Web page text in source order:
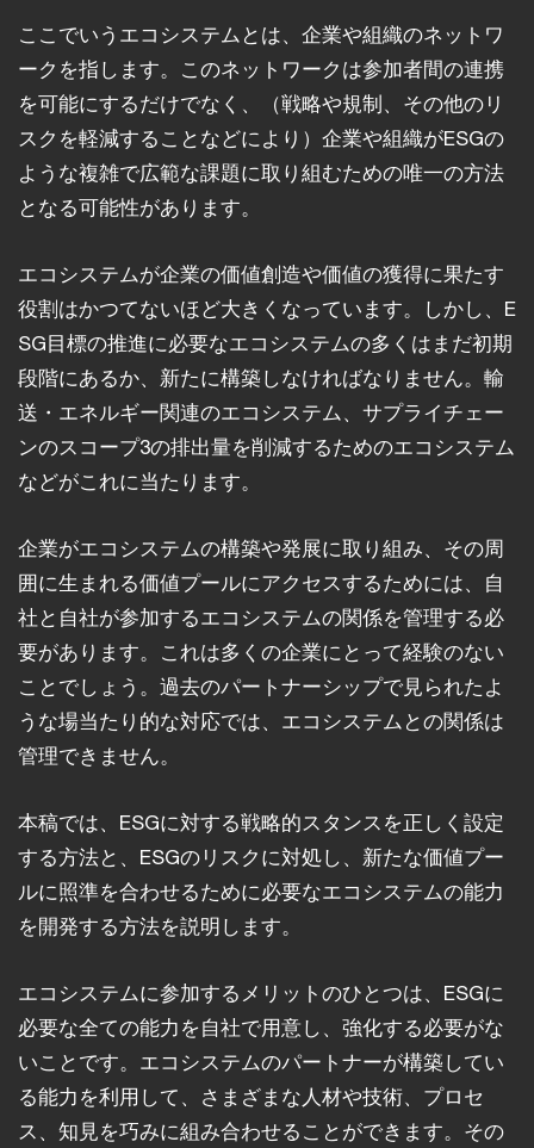
ここでいうエコシステムとは、企業や組織のネットワ
ークを指します。このネットワークは参加者間の連携
を可能にするだけでなく、（戦略や規制、その他のリ
スクを軽減することなどにより）企業や組織がESGの
ような複雑で広範な課題に取り組むための唯一の方法
となる可能性があります。
エコシステムが企業の価値創造や価値の獲得に果たす
役割はかつてないほど大きくなっています。しかし、E
SG目標の推進に必要なエコシステムの多くはまだ初期
段階にあるか、新たに構築しなければなりません。輸
送・エネルギー関連のエコシステム、サプライチェー
ンのスコープ3の排出量を削減するためのエコシステム
などがこれに当たります。
企業がエコシステムの構築や発展に取り組み、その周
囲に生まれる価値プールにアクセスするためには、自
社と自社が参加するエコシステムの関係を管理する必
要があります。これは多くの企業にとって経験のない
ことでしょう。過去のパートナーシップで見られたよ
うな場当たり的な対応では、エコシステムとの関係は
管理できません。
本稿では、ESGに対する戦略的スタンスを正しく設定
する方法と、ESGのリスクに対処し、新たな価値プー
ルに照準を合わせるために必要なエコシステムの能力
を開発する方法を説明します。
エコシステムに参加するメリットのひとつは、ESGに
必要な全ての能力を自社で用意し、強化する必要がな
いことです。エコシステムのパートナーが構築してい
る能力を利用して、さまざまな人材や技術、プロセ
ス、知見を巧みに組み合わせることができます。その